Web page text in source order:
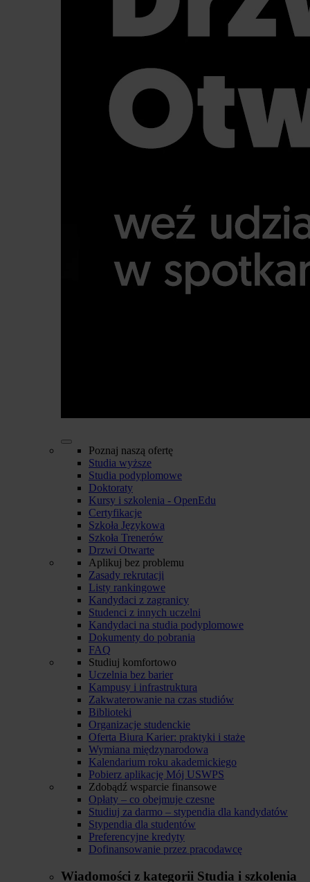
Poznaj naszą ofertę
Studia wyższe
Studia podyplomowe
Doktoraty
Kursy i szkolenia - OpenEdu
Certyfikacje
Szkoła Językowa
Szkoła Trenerów
Drzwi Otwarte
Aplikuj bez problemu
Zasady rekrutacji
Listy rankingowe
Kandydaci z zagranicy
Studenci z innych uczelni
Kandydaci na studia podyplomowe
Dokumenty do pobrania
FAQ
Studiuj komfortowo
Uczelnia bez barier
Kampusy i infrastruktura
Zakwaterowanie na czas studiów
Biblioteki
Organizacje studenckie
Oferta Biura Karier: praktyki i staże
Wymiana międzynarodowa
Kalendarium roku akademickiego
Pobierz aplikację Mój USWPS
Zdobądź wsparcie finansowe
Opłaty – co obejmuje czesne
Studiuj za darmo – stypendia dla kandydatów
Stypendia dla studentów
Preferencyjne kredyty
Dofinansowanie przez pracodawcę
Wiadomości z kategorii Studia i szkolenia